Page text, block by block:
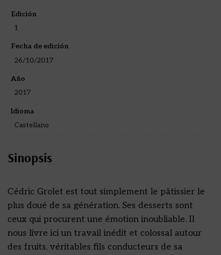
Edición
1
Fecha de edición
26/10/2017
Año
2017
Idioma
Castellano
Sinopsis
Cédric Grolet est tout simplement le pâtissier le
plus doué de sa génération. Ses desserts sont
ceux qui procurent une émotion inoubliable. Il
nous livre ici un travail inédit et colossal autour
des fruits, véritables fils conducteurs de sa